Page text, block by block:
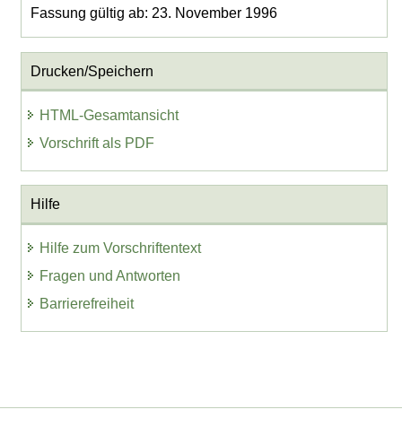
Fassung gültig ab: 23. November 1996
Drucken/Speichern
HTML-Gesamtansicht
Vorschrift als PDF
Hilfe
Hilfe zum Vorschriftentext
Fragen und Antworten
Barrierefreiheit